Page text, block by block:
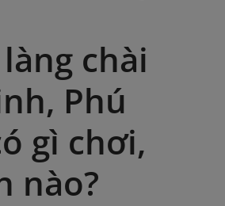
chài
Phú
gì chơi,
nào?